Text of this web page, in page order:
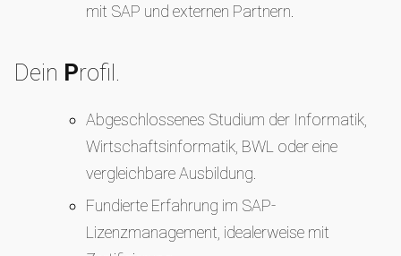
mit SAP und externen Partnern.
Dein Profil.
Abgeschlossenes Studium der Informatik,
Wirtschaftsinformatik, BWL oder eine
vergleichbare Ausbildung.
Fundierte Erfahrung im SAP-
Lizenzmanagement, idealerweise mit